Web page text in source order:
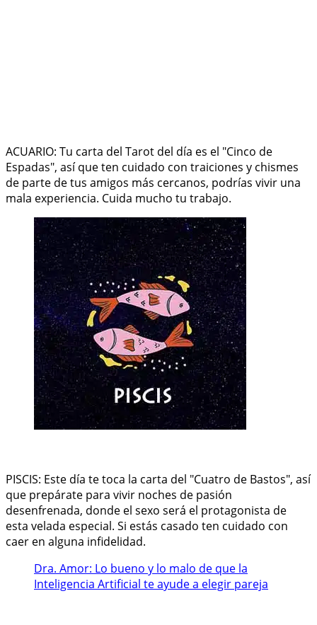
ACUARIO: Tu carta del Tarot del día es el "Cinco de
Espadas", así que ten cuidado con traiciones y chismes
de parte de tus amigos más cercanos, podrías vivir una
mala experiencia. Cuida mucho tu trabajo.
PISCIS: Este día te toca la carta del "Cuatro de Bastos", así
que prepárate para vivir noches de pasión
desenfrenada, donde el sexo será el protagonista de
esta velada especial. Si estás casado ten cuidado con
caer en alguna infidelidad.
Dra. Amor: Lo bueno y lo malo de que la
Inteligencia Artificial te ayude a elegir pareja